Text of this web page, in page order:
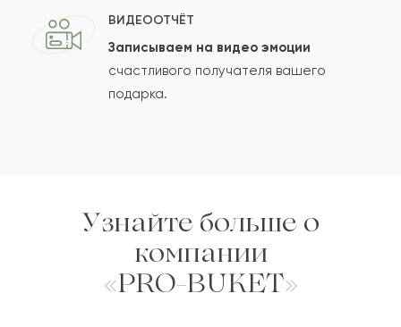
Отзыв будет опубликован после проверки.
Проверяем на спам.
ВИДЕООТЧЁТ
Записываем на видео эмоции
счастливого получателя вашего
подарка.
Узнайте больше о
компании
«PRO-BUKET»